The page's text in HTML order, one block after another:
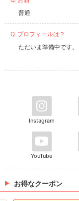
普通
Q. プロフィールは？
ただいま準備中です。
Instagram
YouTube
お得なクーポン